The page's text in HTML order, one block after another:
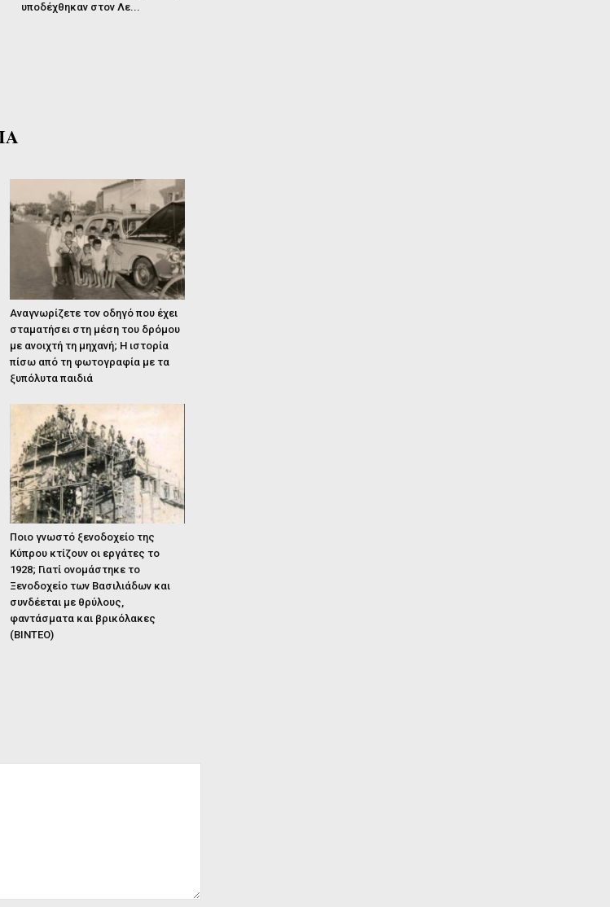
υποδέχθηκαν στον Λε...
Αναγνωρίζετε τον οδηγό που έχει
σταματήσει στη μέση του δρόμου
με ανοιχτή τη μηχανή; Η ιστορία
πίσω από τη φωτογραφία με τα
ξυπόλυτα παιδιά
Ποιο γνωστό ξενοδοχείο της
Κύπρου κτίζουν οι εργάτες το
1928; Γιατί ονομάστηκε το
Ξενοδοχείο των Βασιλιάδων και
συνδέεται με θρύλους,
φαντάσματα και βρικόλακες
(ΒΙΝΤΕΟ)